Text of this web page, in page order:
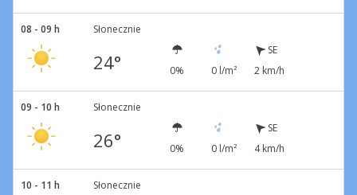
08 - 09 h Słonecznie
24° 0% 0 l/m²
SE
2 km/h
09 - 10 h Słonecznie
26° 0% 0 l/m²
SE
4 km/h
10 - 11 h Słonecznie